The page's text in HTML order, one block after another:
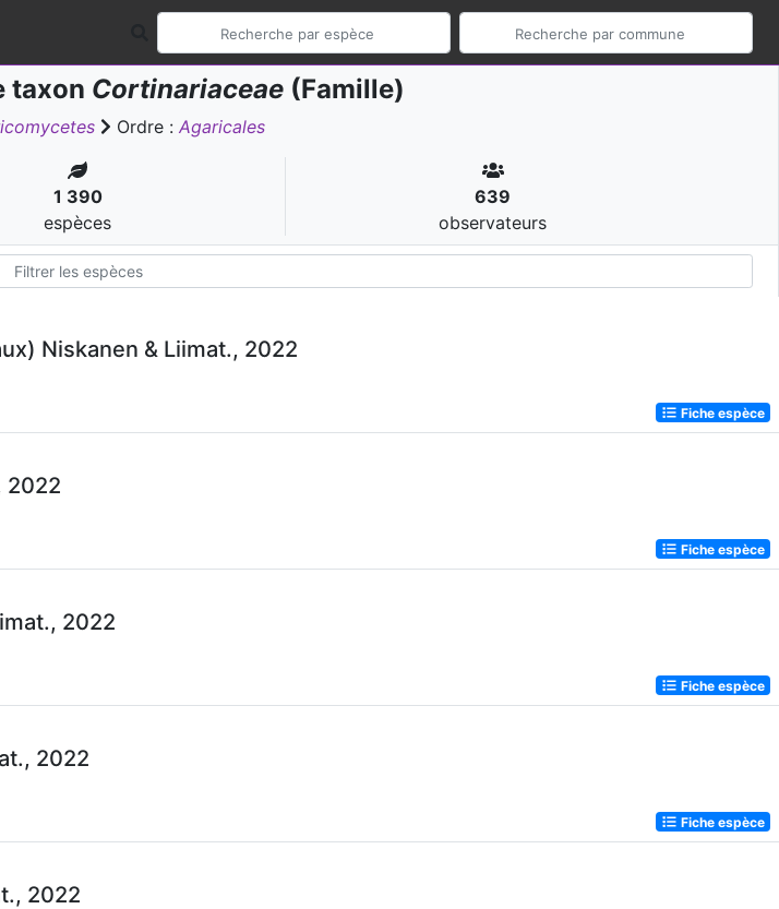
taxon Cortinariaceae (Famille)
Ordre : Agaricales
1 390
espèces
639
observateurs
Niskanen & Liimat., 2022
Fiche espèce
2022
Fiche espèce
2022
Fiche espèce
2022
Fiche espèce
2022